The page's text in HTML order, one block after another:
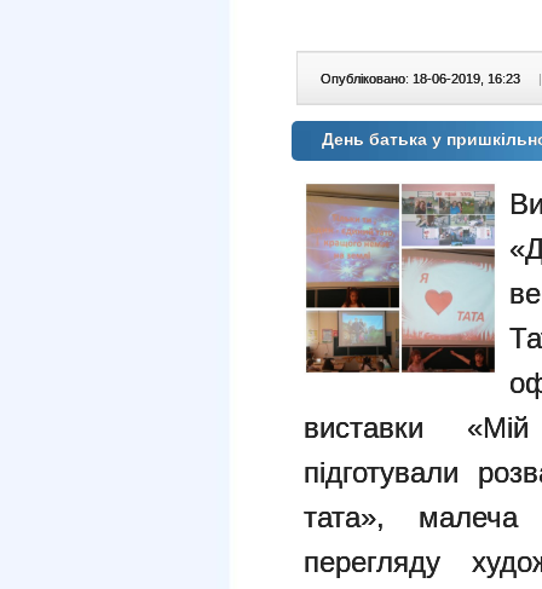
Опубліковано: 18-06-2019, 16:23 |
День батька у
виставки
підготували
тата», малеча
перегляду